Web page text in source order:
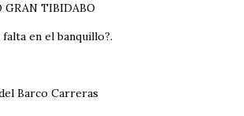
GRAN TIBIDABO
falta en el banquillo?.
Barco Carreras